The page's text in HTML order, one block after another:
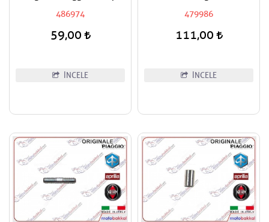
486974
59,00
İNCELE
479986
111,00
İNCELE